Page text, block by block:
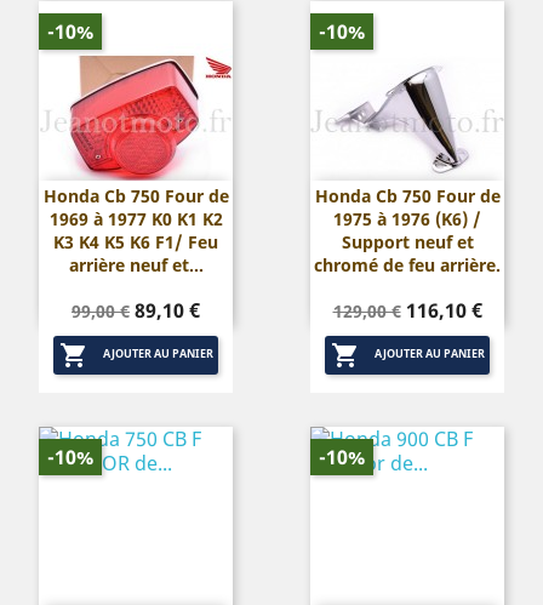
Honda Cb 750 Four de
1969 à 1977 K0 K1 K2
K3 K4 K5 K6 F1/ Feu
arrière neuf et...
Prix
de
base
99,00 € Prix
89,10 €
 AJOUTER AU PANIER
-10%
Honda Cb 750 Four de
1975 à 1976 (K6) /
Support neuf et
chromé de feu arrière.
Prix
de
base
129,00 € Prix
116,10 €
 AJOUTER AU PANIER
-10%
-10% -10%